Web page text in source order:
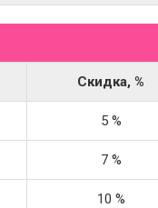
Скидка, %
5 %
7 %
10 %